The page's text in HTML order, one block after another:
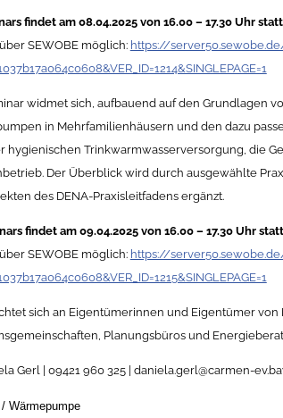
findet am 08.04.2025 von 16.00 – 17.30 Uhr
SEWOBE möglich: https://
widmet sich, aufbauend auf den Grundlagen
in Mehrfamilienhäusern und den dazu
hygienischen Trinkwarmwasserversorgung, die
Der Überblick wird durch ausgewählte
des DENA-Praxisleitfadens ergänzt.
findet am 09.04.2025 von 16.00 – 17.30 Uhr
SEWOBE möglich: https://
sich an Eigentümerinnen und Eigentümer
Planungsbüros und
Gerl | 09421 960 325 | daniela.gerl@carmen-
/ Wärmepumpe